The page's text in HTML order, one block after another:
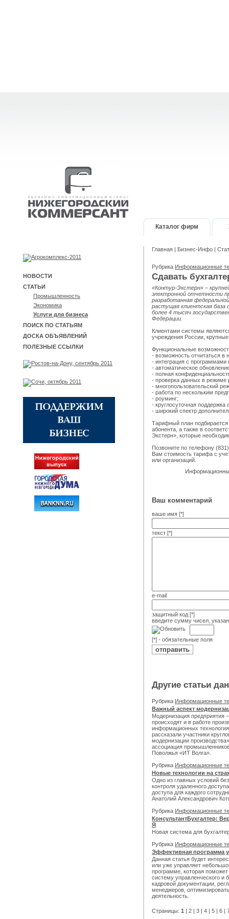
Каталог фирм
НОВОСТИ
СТАТЬИ
Промышленность
Экономика
Услуги для бизнеса
ПОИСК ПО СТАТЬЯМ
ДОСКА ОБЪЯВЛЕНИЙ
ПОЛЕЗНЫЕ ССЫЛКИ
Главная | Бизнес-Инфо |
Рубрика Информационные
Сдавать
«Контур-Экстерн» –
электронной
разработанная
растущая клиентская
более 4 тысяч
Федерации.
Клиентами системы
учреждения России,
Функциональные
- возможность отчитаться в
- интеграция с программами
- автоматическое
- полная
- проверка данных в режиме
- многопользовательский
- работа по нескольким
- роуминг;
- круглосуточная поддержка
- широкий спектр
Тарифный план
абонента, а также в
Экстерн», которые
Позвоните по телефону
Вам стоимость тарифа с
или организаций.
Ваш комментарий
ваше имя [*]
текст [*]
e-mail
защитный код [*]
введите сумму чисел,
[*] - обязательные поля
Другие статьи
Рубрика Информационные
Важный аспект
Модернизация предприятия
происходят и в работе
информационных
рассказали участники
модернизации
ассоциация
Поволжья «ИТ Волга».
Рубрика Информационные
Новые технологии на
Одно из главных условий
контроля удаленного
доступа для каждого
Анатолий Александрович
Рубрика Информационные
КонсультантБухгалтер:
Я
Новая система для
Рубрика Информационные
Эффективная программа
Данная статья будет
или уже управляет
программе, которая
систему управленческого и
кадровой документации,
менеджеров,
деятельность.
Страницы: 1 | 2 | 3 | 4 | 5 | 6 |